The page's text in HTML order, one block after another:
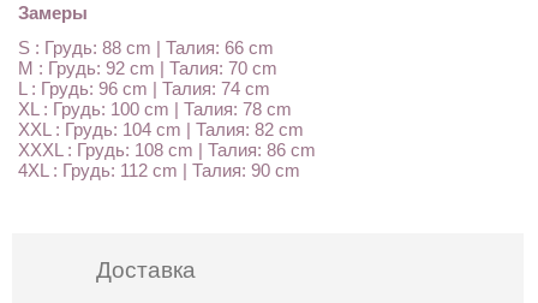
Замеры
S : Грудь: 88 cm | Талия: 66 cm
M : Грудь: 92 cm | Талия: 70 cm
L : Грудь: 96 cm | Талия: 74 cm
XL : Грудь: 100 cm | Талия: 78 cm
XXL : Грудь: 104 cm | Талия: 82 cm
XXXL : Грудь: 108 cm | Талия: 86 cm
4XL : Грудь: 112 cm | Талия: 90 cm
Доставка